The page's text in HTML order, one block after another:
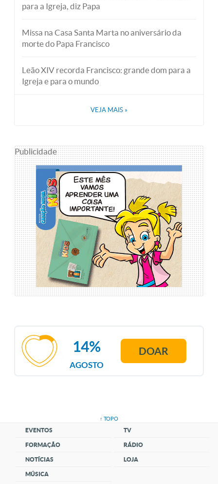
para a Igreja, diz Papa
Missa na Casa Santa Marta no aniversário da
morte do Papa Francisco
Leão XIV recorda Francisco: grande dom para a
Igreja e para o mundo
VEJA MAIS »
Publicidade
AGOSTO
14% DOAR
↑ TOPO
EVENTOS
FORMAÇÃO
NOTÍCIAS
MÚSICA
TV
RÁDIO
LOJA